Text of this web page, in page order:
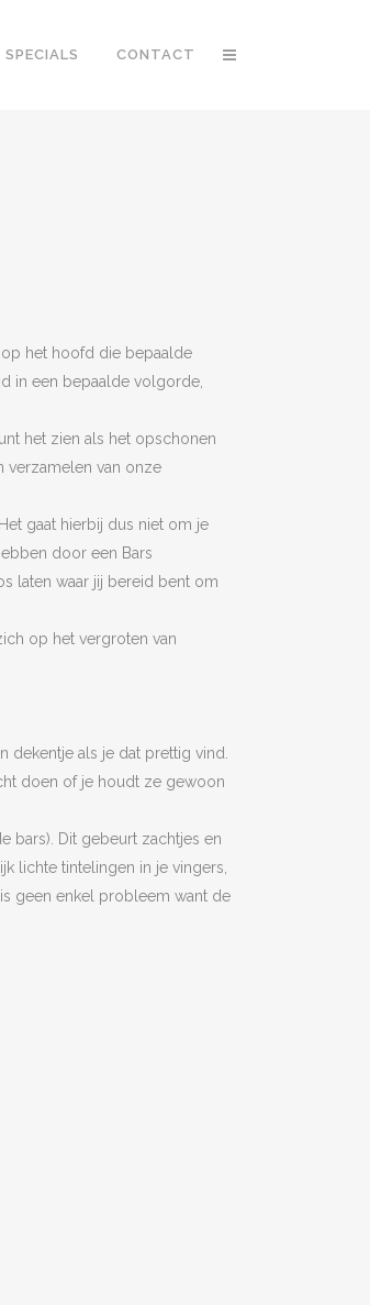
SPECIALS CONTACT
op het hoofd die bepaalde
in een bepaalde volgorde,
het zien als het opschonen
verzamelen van onze
gaat hierbij dus niet om je
door een Bars
laten waar jij bereid bent om
op het vergroten van
dekentje als je dat prettig vind.
doen of je houdt ze gewoon
bars). Dit gebeurt zachtjes en
lichte tintelingen in je vingers,
geen enkel probleem want de